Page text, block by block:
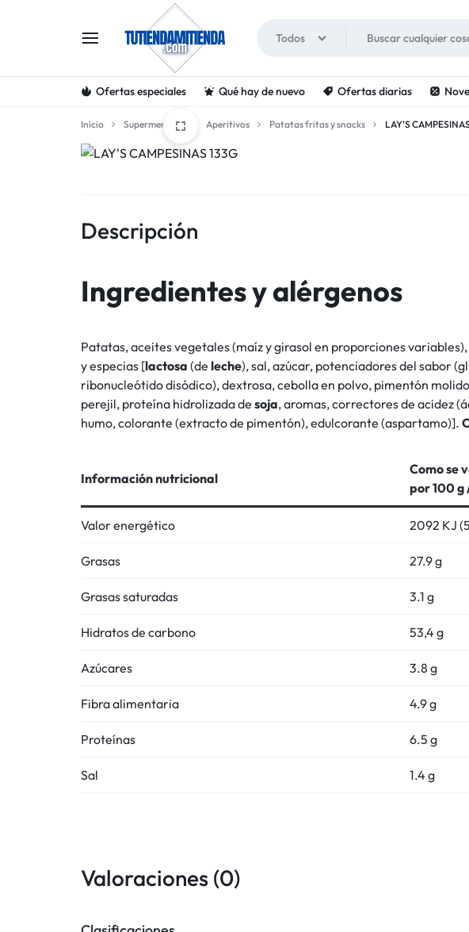
TUTIENDAMITIENDA
Todos
Ofertas especiales Qué hay de nuevo Ofertas diarias
Inicio Supermercado Aperitivos Patatas fritas y snacks LAY’S
Descripción
Ingredientes y alérgenos
Patatas, aceites vegetales (maíz y girasol en proporciones
y especias [lactosa (de leche), sal, azúcar, potenciadores del sabor
ribonucleótido disódico), dextrosa, cebolla en polvo, pimentón
perejil, proteína hidrolizada de soja, aromas, correctores de acidez
humo, colorante (extracto de pimentón), edulcorante (aspartamo)].
Información nutricional
Como se
por 100 g
Valor energético 2092 KJ
Grasas 27.9 g
Grasas saturadas 3.1 g
Hidratos de carbono 53,4 g
Azúcares 3.8 g
Fibra alimentaria 4.9 g
Proteínas 6.5 g
Sal 1.4 g
Valoraciones (0)